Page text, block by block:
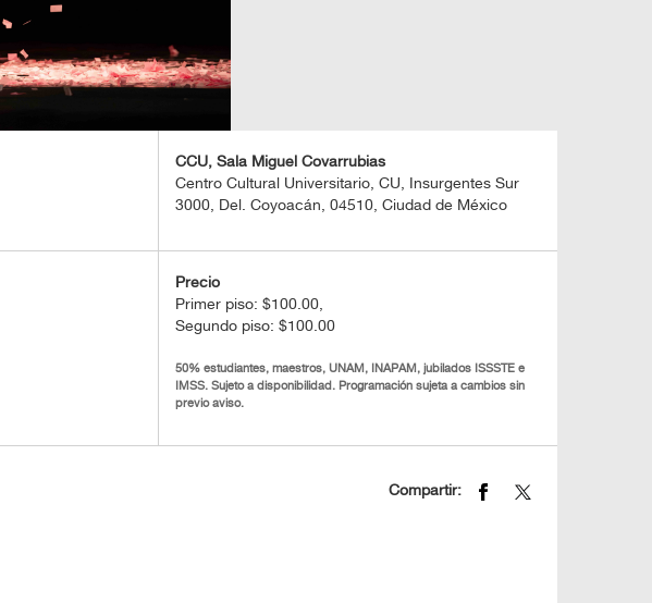
CCU, Sala Miguel Covarrubias
Centro Cultural Universitario, CU, Insurgentes Sur
3000, Del. Coyoacán, 04510, Ciudad de México
Precio
Primer piso: $100.00,
Segundo piso: $100.00
50% estudiantes, maestros, UNAM, INAPAM, jubilados ISSSTE e
IMSS. Sujeto a disponibilidad. Programación sujeta a cambios sin
previo aviso.
Compartir: